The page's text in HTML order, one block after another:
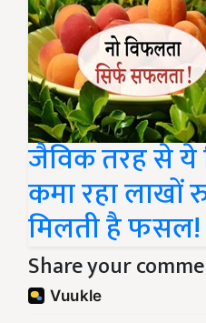
जैविक तरह से ये
कमा रहा लाखों
मिलती है फसल!
Share your